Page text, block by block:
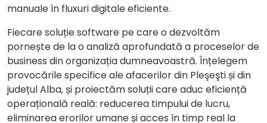
manuale în fluxuri digitale eficiente.
Fiecare soluție software pe care o dezvoltăm
pornește de la o analiză aprofundată a proceselor de
business din organizația dumneavoastră. Înțelegem
provocările specifice ale afacerilor din Pleşeşti și din
județul Alba, și proiectăm soluții care aduc eficiență
operațională reală: reducerea timpului de lucru,
eliminarea erorilor umane și acces în timp real la